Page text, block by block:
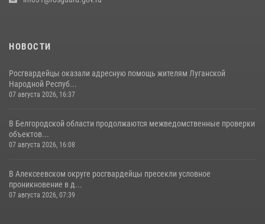
НОВОСТИ
Росгвардейцы оказали адресную помощь жителям Луганской
Народной Респуб...
07 августа 2026, 16:37
В Белгородской области продолжаются межведомственные проверки
объектов...
07 августа 2026, 16:08
В Алексеевском округе росгвардейцы пресекли условное
проникновение в д...
07 августа 2026, 07:39